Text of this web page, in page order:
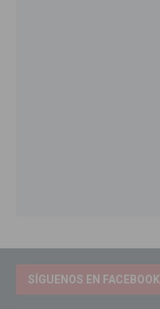
SÍGUENOS EN FACEBOOK